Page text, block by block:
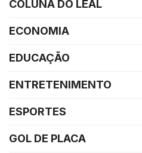
COLUNA DO LEAL
ECONOMIA
EDUCAÇÃO
ENTRETENIMENTO
ESPORTES
GOL DE PLACA